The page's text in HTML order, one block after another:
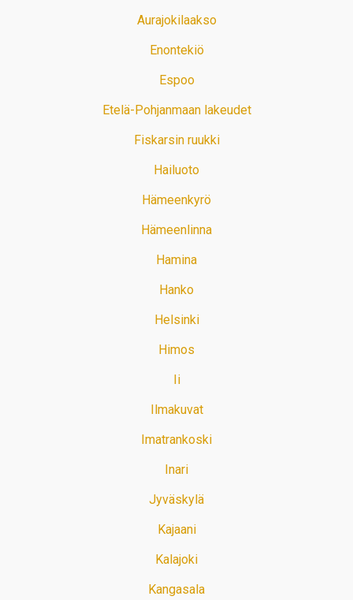
Aurajokilaakso
Enontekiö
Espoo
Etelä-Pohjanmaan lakeudet
Fiskarsin ruukki
Hailuoto
Hämeenkyrö
Hämeenlinna
Hamina
Hanko
Helsinki
Himos
Ii
Ilmakuvat
Imatrankoski
Inari
Jyväskylä
Kajaani
Kalajoki
Kangasala